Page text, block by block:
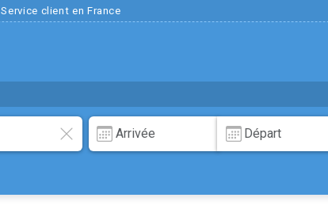
Service client en France